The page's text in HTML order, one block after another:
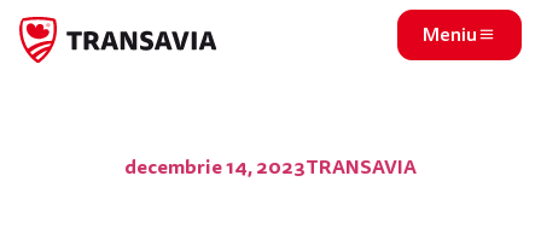
Meniu
decembrie 14, 2023TRANSAVIA